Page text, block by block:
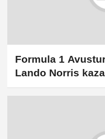
Formula 1
Lando Norris